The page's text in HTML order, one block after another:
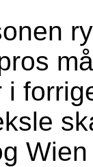
i